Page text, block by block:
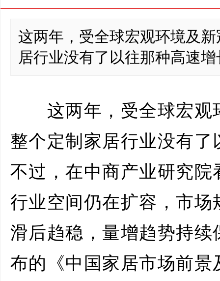
这两年，受全球宏观环境及
居行业没有了以往那种高速
这两年，受全球宏观
整个定制家居行业没有
不过，在中商产业研究
行业空间仍在扩容，市
滑后趋稳，量增趋势持
布的《中国家居市场前